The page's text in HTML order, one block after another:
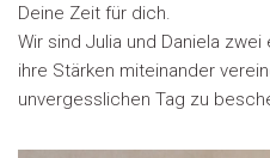
Deine Zeit für dich.
Wir sind Julia und Daniela
ihre Stärken miteinander
unvergesslichen Tag zu